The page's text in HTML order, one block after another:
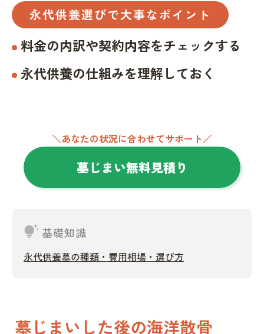
永代供養選びで大事なポイント
料金の内訳や契約内容をチェックする
永代供養の仕組みを理解しておく
＼あなたの状況に合わせてサポート／
墓じまい無料見積り
tips_and_updates基礎知識
永代供養墓の種類・費用相場・選び方
墓じまいした後の海洋散骨